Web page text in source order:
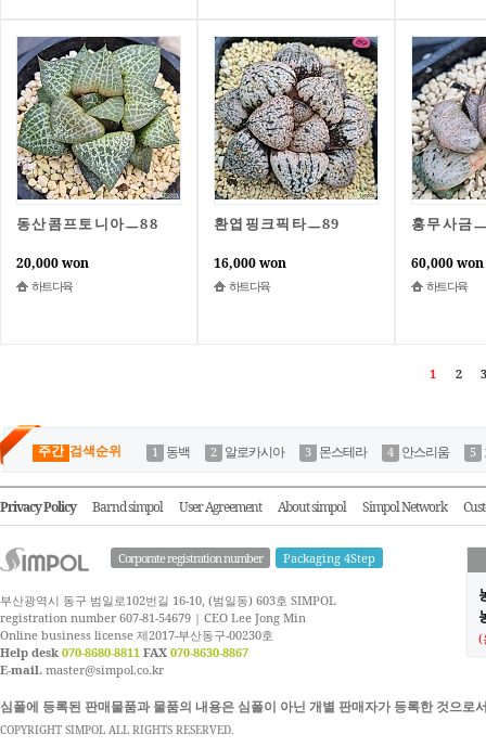
동산콤프토니아ㅡ88
20,000 won
하트다육
환엽핑크픽타ㅡ89
16,000 won
하트다육
홍무사금
60,000 won
하트다육
1 2 3
주간 검색순위 동백 알로카시아 몬스테라 안스리움
Privacy Policy Barnd simpol User Agreement About simpol Simpol Network
Corporate registration number Packaging 4Step
부산광역시 동구 범일로102번길 16-10, (범일동) 603호 SIMPOL
registration number 607-81-54679 | CEO Lee Jong Min
Online business license 제2017-부산동구-00230호
Help desk 070-8680-8811 FAX 070-8630-8867
E-mail. master@simpol.co.kr
(
심폴에 등록된 판매물품과 물품의 내용은 심폴이 아닌 개별 판매자가 등록한 것으
COPYRIGHT SIMPOL ALL RIGHTS RESERVED.